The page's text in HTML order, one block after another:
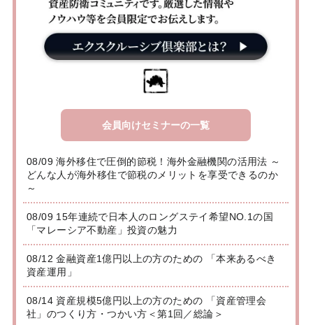
会員向けセミナーの一覧
08/09 海外移住で圧倒的節税！海外金融機関の活用法 ～
どんな人が海外移住で節税のメリットを享受できるのか
～
08/09 15年連続で日本人のロングステイ希望NO.1の国
「マレーシア不動産」投資の魅力
08/12 金融資産1億円以上の方のための 「本来あるべき
資産運用」
08/14 資産規模5億円以上の方のための 「資産管理会
社」のつくり方・つかい方＜第1回／総論＞